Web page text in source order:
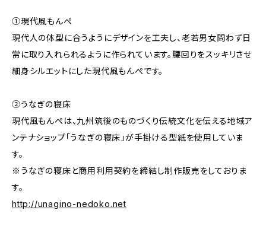
①現代風もんぺ
現代人の体型に合うようにデザインを工夫し、老若男女問わず日
常に取り入れられるように作られています。腰回りをスッキリさせ
細身シルエットにした現代風もんぺです。
②うなぎの寝床
現代風もんぺは、九州筑後のものづくり伝統文化を伝える地域ア
ンテナショップ「うなぎの寝床」が手掛ける型紙を使用していま
す。
※うなぎの寝床と商用利用契約を締結し制作販売をしておりま
す。
http://unagino-nedoko.net